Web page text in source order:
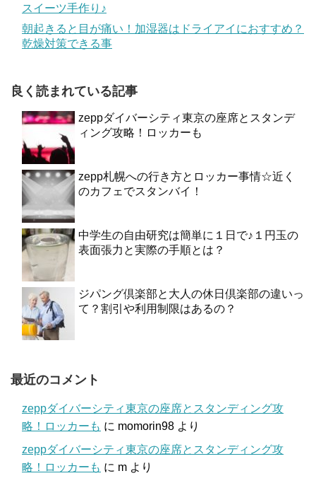
スイーツ手作り♪
朝起きると目が痛い！加湿器はドライアイにおすすめ？
乾燥対策できる事
良く読まれている記事
zeppダイバーシティ東京の座席とスタンデ
ィング攻略！ロッカーも
zepp札幌への行き方とロッカー事情☆近く
のカフェでスタンバイ！
中学生の自由研究は簡単に１日で♪１円玉の
表面張力と実際の手順とは？
ジパング倶楽部と大人の休日倶楽部の違いっ
て？割引や利用制限はあるの？
最近のコメント
zeppダイバーシティ東京の座席とスタンディング攻
略！ロッカーも に momorin98 より
zeppダイバーシティ東京の座席とスタンディング攻
略！ロッカーも に m より